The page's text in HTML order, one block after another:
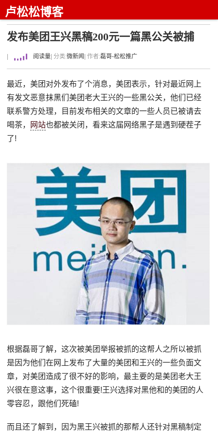
卢松松博客
发布美团王兴黑稿200元一篇黑公关被捕
阅读量 | 分类:微新闻 | 作者:磊哥-松松推广
最近，美团对外发布了个消息，美团表示，针对最近网上
有发文恶意抹黑们美团老大王兴的一些黑公关，他们已经
联系警方处理，目前发布相关的文章的一些人员已被请去
喝茶，
网站也都被关闭，看来这届网络黑子是遇到硬茬子
了!
根据磊哥了解，这次被美团举报被抓的这帮人之所以被抓
是因为他们在网上发布了大量的美团和王兴的一些负面文
章，对美团造成了很不好的影响，最主要的是美团老大王
兴很在意这事，这个很重要!王兴选择对黑他和的美团的人
零容忍，跟他们死磕!
而且还了解到，因为黑王兴被抓的那帮人还针对黑稿制定